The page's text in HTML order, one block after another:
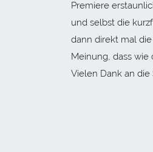
Premiere
und selbst die
dann direkt mal
Meinung, dass wie
Vielen Dank an die